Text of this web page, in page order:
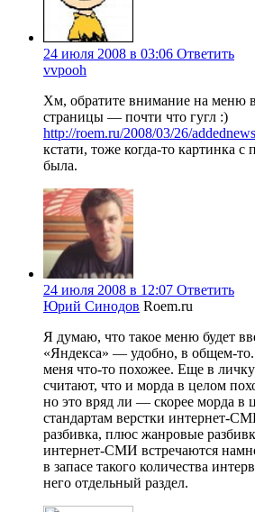
24 июля 2008 в 03:06 Ответить
vvpooh
Хм, обратите внимание на меню
страницы — почти что гугл :)
http://roem.ru/2008/03/26/
кстати, тоже когда-то картинка
была.
24 июля 2008 в 12:07 Ответить
Юрий Синодов Roem.ru
Я думаю, что такое меню будет
«Яндекса» — удобно, в общем-
меня что-то похожее. Еще в
считают, что и морда в целом
но это вряд ли — скорее морда в
стандартам верстки интернет-
разбивка, плюс жанровые
интернет-СМИ встречаются
в запасе такого количества
него отдельный раздел.